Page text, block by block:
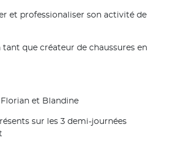
et professionaliser son activité de
tant que créateur de chaussures en
et Blandine
sur les 3 demi-journées